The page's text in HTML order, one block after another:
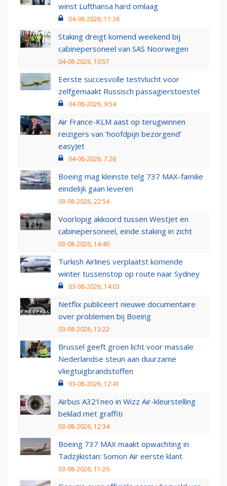
winst Lufthansa hard omlaag
04-08-2026, 11:38
Staking dreigt komend weekend bij
cabinepersoneel van SAS Noorwegen
04-08-2026, 10:57
Eerste succesvolle testvlucht voor
zelfgemaakt Russisch passagierstoestel
04-08-2026, 9:54
Air France-KLM aast op terugwinnen
reizigers van ‘hoofdpijn bezorgend’
easyJet
04-08-2026, 7:26
Boeing mag kleinste telg 737 MAX-familie
eindelijk gaan leveren
03-08-2026, 22:54
Voorlopig akkoord tussen WestJet en
cabinepersoneel, einde staking in zicht
03-08-2026, 14:40
Turkish Airlines verplaatst komende
winter tussenstop op route naar Sydney
03-08-2026, 14:03
Netflix publiceert nieuwe documentaire
over problemen bij Boeing
03-08-2026, 13:22
Brussel geeft groen licht voor massale
Nederlandse steun aan duurzame
vliegtuigbrandstoffen
03-08-2026, 12:41
Airbus A321neo in Wizz Air-kleurstelling
beklad met graffiti
03-08-2026, 12:34
Boeing 737 MAX maakt opwachting in
Tadzjikistan: Somon Air eerste klant
03-08-2026, 11:26